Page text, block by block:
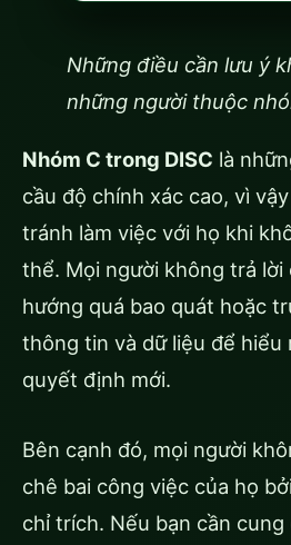
Những điều cần lưu ý
những người thuộc
Nhóm C trong DISC là
cầu độ chính xác cao, vì
tránh làm việc với họ khi
thể. Mọi người không trả lời
hướng quá bao quát hoặc
thông tin và dữ liệu để hiểu
quyết định mới.
Bên cạnh đó, mọi người
chê bai công việc của họ
chỉ trích. Nếu bạn cần cung